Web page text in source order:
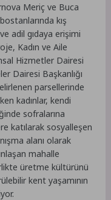
Meriç ve Buca
kış
adil gıdaya erişimi
Kadın ve Aile
Hizmetler Dairesi
Dairesi Başkanlığı
parsellerinde
kadınlar, kendi
sofralarına
katılarak sosyalleşen
alanı olarak
mahalle
üretme kültürünü
kent yaşamının